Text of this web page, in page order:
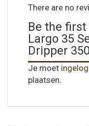
There are no
Be the first
Largo 35
Dripper
Je moet
plaatsen.